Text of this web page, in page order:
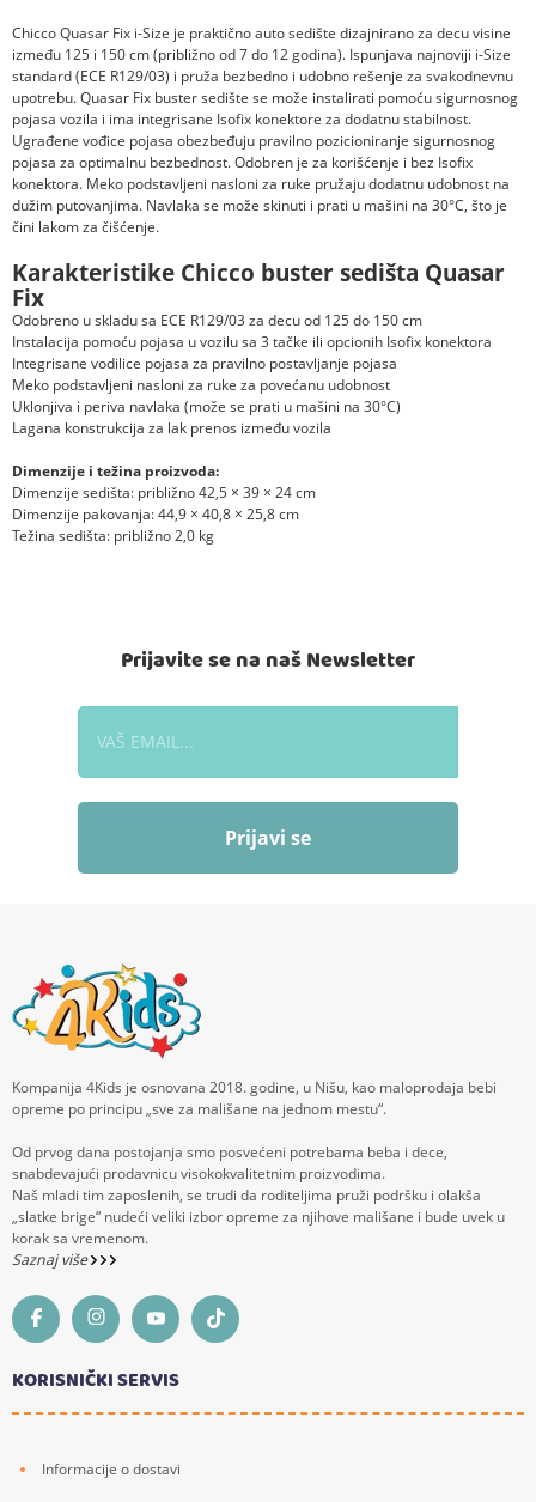
Chicco Quasar Fix i-Size je praktično auto sedište dizajnirano za decu visine
između 125 i 150 cm (približno od 7 do 12 godina). Ispunjava najnoviji i-Size
standard (ECE R129/03) i pruža bezbedno i udobno rešenje za svakodnevnu
upotrebu. Quasar Fix buster sedište se može instalirati pomoću sigurnosnog
pojasa vozila i ima integrisane Isofix konektore za dodatnu stabilnost.
Ugrađene vođice pojasa obezbeđuju pravilno pozicioniranje sigurnosnog
pojasa za optimalnu bezbednost. Odobren je za korišćenje i bez Isofix
konektora. Meko podstavljeni nasloni za ruke pružaju dodatnu udobnost na
dužim putovanjima. Navlaka se može skinuti i prati u mašini na 30°C, što je
čini lakom za čišćenje.
Karakteristike Chicco buster sedišta Quasar
Fix
Odobreno u skladu sa ECE R129/03 za decu od 125 do 150 cm
Instalacija pomoću pojasa u vozilu sa 3 tačke ili opcionih Isofix konektora
Integrisane vodilice pojasa za pravilno postavljanje pojasa
Meko podstavljeni nasloni za ruke za povećanu udobnost
Uklonjiva i periva navlaka (može se prati u mašini na 30°C)
Lagana konstrukcija za lak prenos između vozila
Dimenzije i težina proizvoda:
Dimenzije sedišta: približno 42,5 × 39 × 24 cm
Dimenzije pakovanja: 44,9 × 40,8 × 25,8 cm
Težina sedišta: približno 2,0 kg
Prijavite se na naš Newsletter
Prijavi se
Kompanija 4Kids je osnovana 2018. godine, u Nišu, kao maloprodaja bebi
opreme po principu „sve za mališane na jednom mestu“.
Od prvog dana postojanja smo posvećeni potrebama beba i dece,
snabdevajući prodavnicu visokokvalitetnim proizvodima.
Naš mladi tim zaposlenih, se trudi da roditeljima pruži podršku i olakša
„slatke brige“ nudeći veliki izbor opreme za njihove mališane i bude uvek u
korak sa vremenom.
Saznaj više
KORISNIČKI SERVIS
Informacije o dostavi